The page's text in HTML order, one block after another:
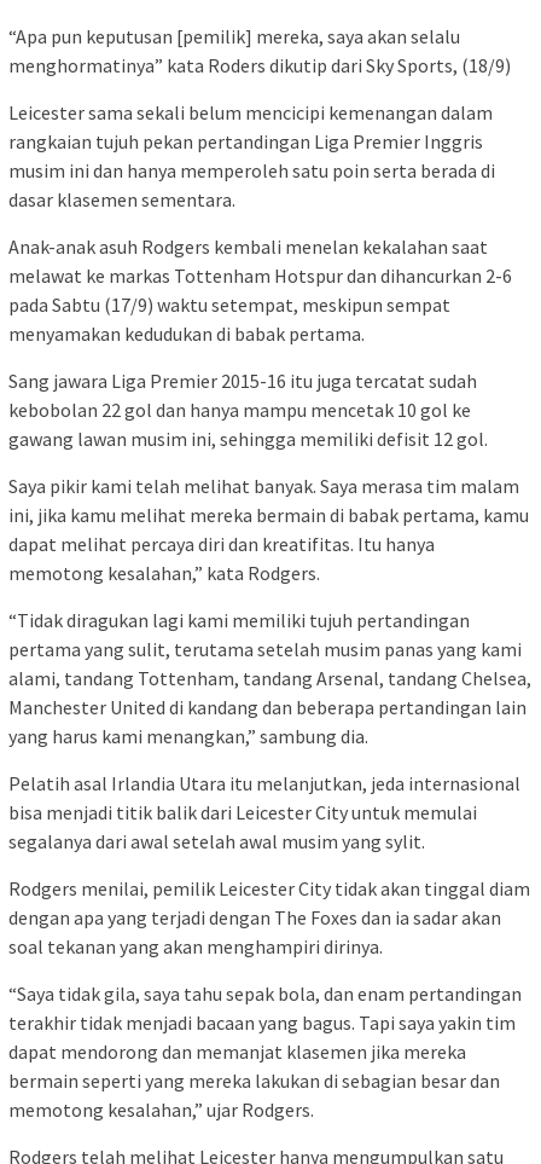
“Apa pun keputusan [pemilik] mereka, saya akan selalu
menghormatinya” kata Roders dikutip dari Sky Sports, (18/9)
Leicester sama sekali belum mencicipi kemenangan dalam
rangkaian tujuh pekan pertandingan Liga Premier Inggris
musim ini dan hanya memperoleh satu poin serta berada di
dasar klasemen sementara.
Anak-anak asuh Rodgers kembali menelan kekalahan saat
melawat ke markas Tottenham Hotspur dan dihancurkan 2-6
pada Sabtu (17/9) waktu setempat, meskipun sempat
menyamakan kedudukan di babak pertama.
Sang jawara Liga Premier 2015-16 itu juga tercatat sudah
kebobolan 22 gol dan hanya mampu mencetak 10 gol ke
gawang lawan musim ini, sehingga memiliki defisit 12 gol.
Saya pikir kami telah melihat banyak. Saya merasa tim malam
ini, jika kamu melihat mereka bermain di babak pertama, kamu
dapat melihat percaya diri dan kreatifitas. Itu hanya
memotong kesalahan,” kata Rodgers.
“Tidak diragukan lagi kami memiliki tujuh pertandingan
pertama yang sulit, terutama setelah musim panas yang kami
alami, tandang Tottenham, tandang Arsenal, tandang Chelsea,
Manchester United di kandang dan beberapa pertandingan lain
yang harus kami menangkan,” sambung dia.
Pelatih asal Irlandia Utara itu melanjutkan, jeda internasional
bisa menjadi titik balik dari Leicester City untuk memulai
segalanya dari awal setelah awal musim yang sylit.
Rodgers menilai, pemilik Leicester City tidak akan tinggal diam
dengan apa yang terjadi dengan The Foxes dan ia sadar akan
soal tekanan yang akan menghampiri dirinya.
“Saya tidak gila, saya tahu sepak bola, dan enam pertandingan
terakhir tidak menjadi bacaan yang bagus. Tapi saya yakin tim
dapat mendorong dan memanjat klasemen jika mereka
bermain seperti yang mereka lakukan di sebagian besar dan
memotong kesalahan,” ujar Rodgers.
Rodgers telah melihat Leicester hanya mengumpulkan satu